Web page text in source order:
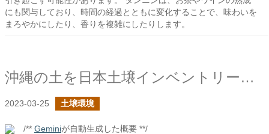
にも関与しており、時間の経過とともに変化することで、味わいを
まろやかにしたり、香りを複雑にしたりします。
沖縄の土を日本土壌インベントリーで確認してみる
2023-03-25 土壌環境
/** Geminiが自動生成した概要 **/